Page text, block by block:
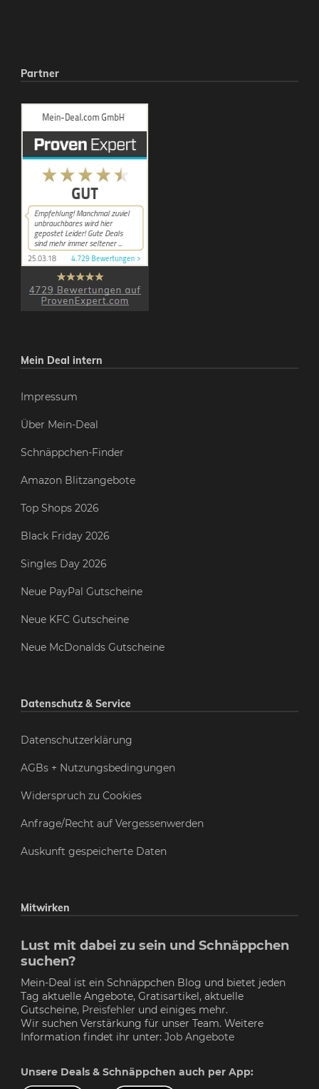
Partner
Mein Deal intern
Impressum
Über Mein-Deal
Schnäppchen-Finder
Amazon Blitzangebote
Top Shops 2026
Black Friday 2026
Singles Day 2026
Neue PayPal Gutscheine
Neue KFC Gutscheine
Neue McDonalds Gutscheine
Datenschutz & Service
Datenschutzerklärung
AGBs + Nutzungsbedingungen
Widerspruch zu Cookies
Anfrage/Recht auf Vergessenwerden
Auskunft gespeicherte Daten
Mitwirken
Lust mit dabei zu sein und Schnäppchen
suchen?
Mein-Deal ist ein Schnäppchen Blog und bietet jeden
Tag aktuelle Angebote, Gratisartikel, aktuelle
Gutscheine, Preisfehler und einiges mehr.
Wir suchen Verstärkung für unser Team. Weitere
Information findet ihr unter: Job Angebote
Unsere Deals & Schnäppchen auch per App: